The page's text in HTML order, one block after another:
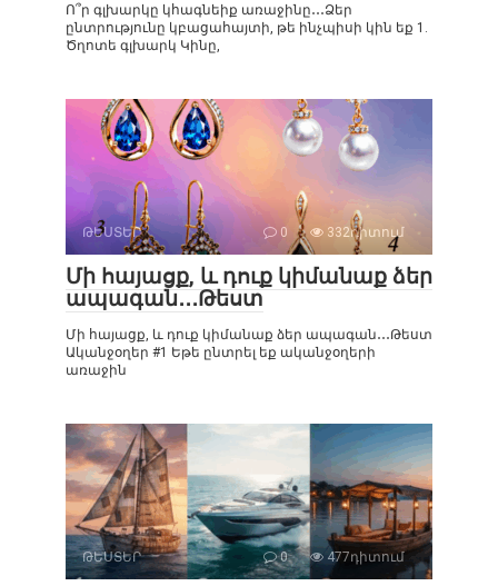
Ո՞ր գլխարկը կհագնեիք առաջինը․․․Ձեր
ընտրությունը կբացահայտի, թե ինչպիսի կին եք 1.
Ծղոտե գլխարկ Կինը,
ԹԵՍՏԵՐ 0 332դիտում
Մի հայացք, և դուք կիմանաք ձեր
ապագան․․․Թեստ
Մի հայացք, և դուք կիմանաք ձեր ապագան․․․Թեստ
Ականջօղեր #1 Եթե ընտրել եք ականջօղերի
առաջին
ԹԵՍՏԵՐ 0 477դիտում